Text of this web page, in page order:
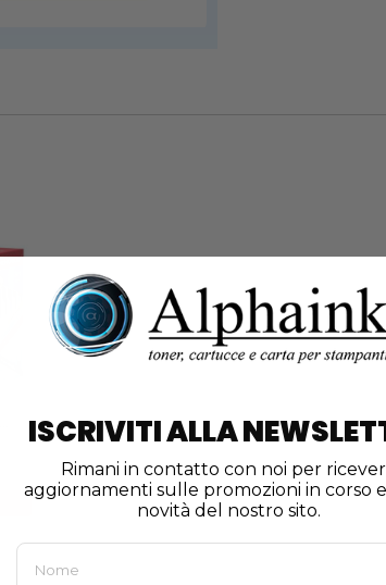
ISCRIVITI ALLA
Rimani in contatto con noi per
aggiornamenti sulle promozioni in corso
novità del nostro sito.